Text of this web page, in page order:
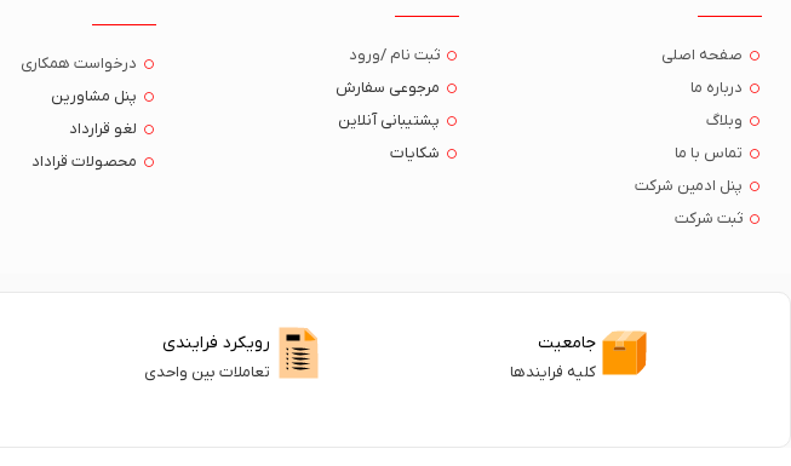
صفحه اصلی
درباره ما
وبلاگ
تماس با ما
پنل ادمین شرکت
ثبت شرکت
ثبت نام /ورود
مرجوعی سفارش
پشتیبانی آنلاین
شکایات
درخواست همکاری
پنل مشاورین
لغو قرارداد
محصولات قراداد
جامعیت
کلیه فرایندها
رویکرد فرایندی
تعاملات بین واحدی